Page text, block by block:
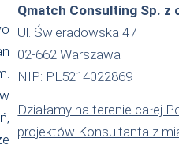
Qmatch Consulting Sp. z
Ul. Świeradowska 47
02-662 Warszawa
NIP: PL5214022869
Działamy na terenie całej
projektów Konsultanta z